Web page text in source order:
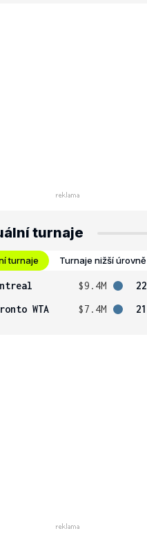
turnaje
turnaje Turnaje nižší úrovně
$9.4M
22
WTA
$7.4M 21